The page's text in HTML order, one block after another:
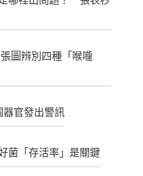
圖辨別四種「喉嚨
官發出警訊
菌「存活率」是關鍵